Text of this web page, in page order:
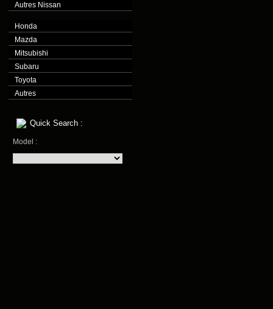
Autres Nissan
Honda
Mazda
Mitsubishi
Subaru
Toyota
Autres
Quick Search :
Model :